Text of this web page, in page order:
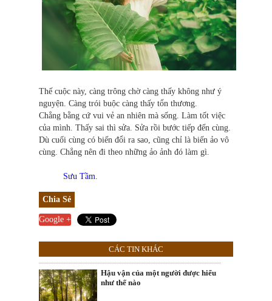
Thế cuộc này, càng trông chờ càng thấy không như ý
nguyện. Càng trói buộc càng thấy tổn thương.
Chẳng bằng cứ vui vẻ an nhiên mà sống. Làm tốt việc
của mình. Thấy sai thì sửa. Sửa rồi bước tiếp đến cùng.
Dù cuối cùng có biến đổi ra sao, cũng chỉ là biến ảo vô
cùng. Chẳng nên đi theo những ảo ảnh đó làm gì.
Sưu Tầm.
Chia Sẻ
Google +
CÁC TIN KHÁC
Hậu vận của một người được hiểu
như thế nào